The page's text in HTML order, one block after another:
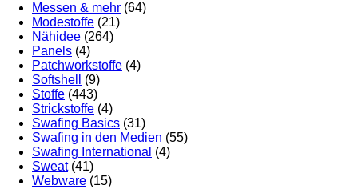
Messen & mehr (64)
Modestoffe (21)
Nähidee (264)
Panels (4)
Patchworkstoffe (4)
Softshell
(9)
Stoffe (443)
Strickstoffe (4)
Swafing Basics (31)
Swafing in den Medien (55)
Swafing International (4)
Sweat (41)
Webware (15)